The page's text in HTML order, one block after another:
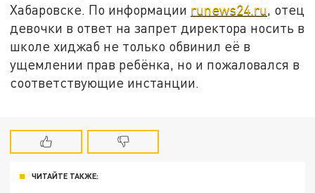
Хабаровске. По информации runews24.ru , отец
девочки в ответ на запрет директора носить в
школе хиджаб не только обвинил её в
ущемлении прав ребёнка, но и пожаловался в
соответствующие инстанции.
ЧИТАЙТЕ ТАКЖЕ: